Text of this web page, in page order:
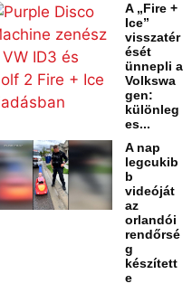
A „Fire +
Ice”
visszatér
ését
ünnepli a
Volkswa
gen:
különleg
es...
A nap
legcukib
b
videóját
az
orlandói
rendőrsé
g
készített
e